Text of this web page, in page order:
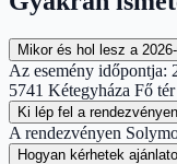
Mikor és hol lesz a
Az esemény időpontja:
5741 Kétegyháza Fő
Ki lép fel a
A rendezvényen
Hogyan kérhetek